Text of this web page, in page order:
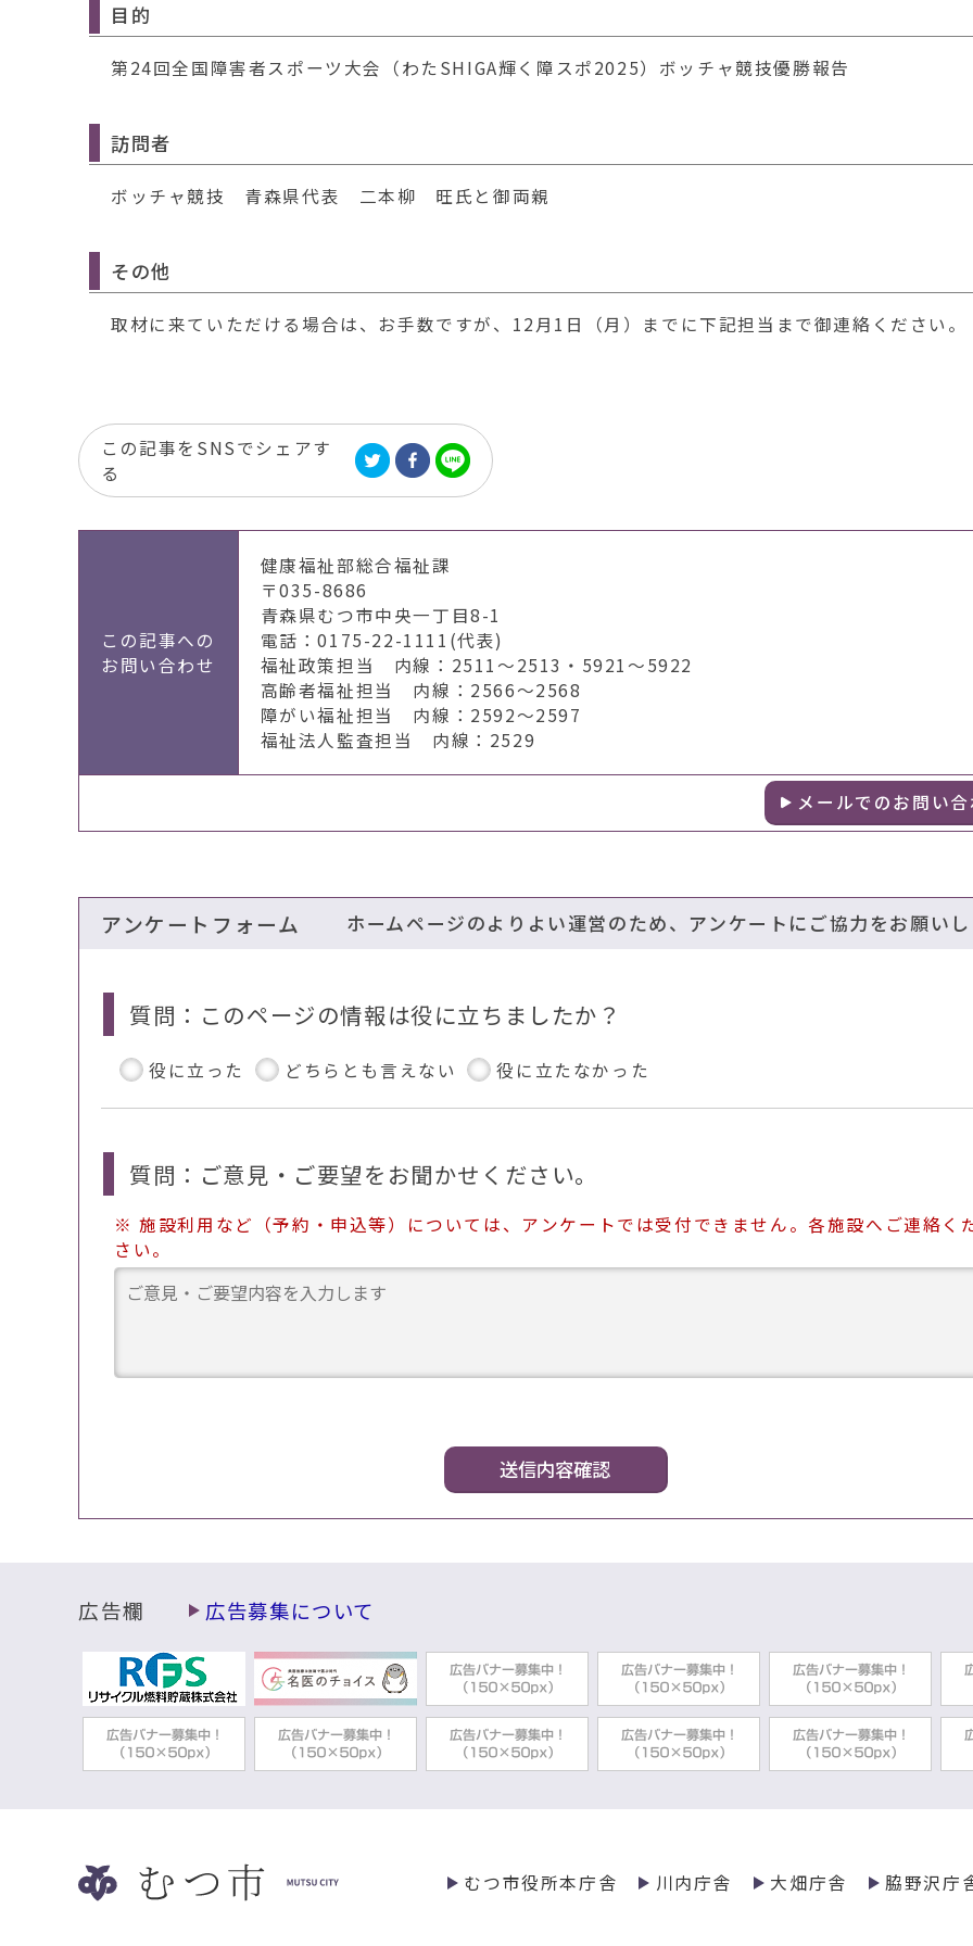
目的
第24回全国障害者スポーツ大会（わたSHIGA輝く障スポ2025）ボッチャ競技優勝報告
訪問者
ボッチャ競技 青森県代表 二本柳 旺氏と御両親
その他
取材に来ていただける場合は、お手数ですが、12月1日（月）までに下記担当まで御連絡ください。
この記事をSNSでシェアす
る
この記事への
お問い合わせ
健康福祉部総合福祉課
〒035-8686
青森県むつ市中央一丁目8-1
電話：0175-22-1111(代表)
福祉政策担当 内線：2511～2513・5921～5922
高齢者福祉担当 内線：2566～2568
障がい福祉担当 内線：2592～2597
福祉法人監査担当 内線：2529
メールでのお問い
アンケートフォーム ホームページのよりよい運営のため、アンケートにご協力をお願い
質問：このページの情報は役に立ちましたか？
役に立った どちらとも言えない 役に立たなかった
質問：ご意見・ご要望をお聞かせください。
※ 施設利用など（予約・申込等）については、アンケートでは受付できません。各施設へご連絡く
さい。
広告欄 広告募集について
むつ市役所本庁舎 川内庁舎 大畑庁舎 脇野沢庁